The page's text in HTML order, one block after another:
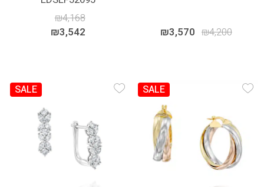
₪4,200
₪3,570
₪4,168
₪3,542
SALE
SALE